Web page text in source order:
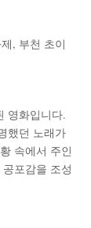
, 부천 초이
영화입니다.
했던 노래가
속에서 주인
포감을 조성